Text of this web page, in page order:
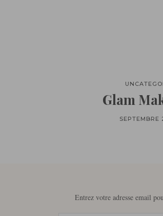
Glam
SEPTEMBRE
Entrez votre adresse email